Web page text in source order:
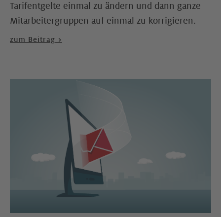
Tarifentgelte einmal zu ändern und dann ganze
Mitarbeitergruppen auf einmal zu korrigieren.
zum Beitrag >